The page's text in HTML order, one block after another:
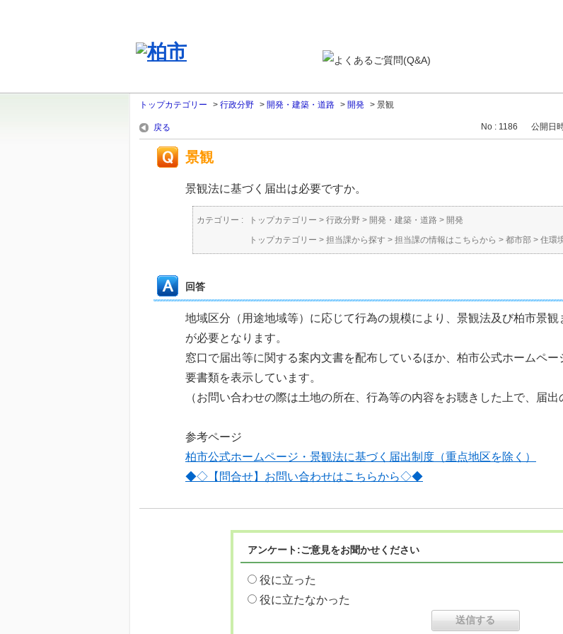
トップカテゴリー > 行政分野 > 開発・建築・道路 > 開発 > 景観
戻る No : 1186 公開日
景観
景観法に基づく届出は必要ですか。
カテゴリー : トップカテゴリー > 行政分野 > 開発・建築・道路 > 開発
トップカテゴリー > 担当課から探す > 担当課の情報はこちらから > 都市部 > 住環
回答
地域区分（用途地域等）に応じて行為の規模により、景観法及び柏市景
が必要となります。
窓口で届出等に関する案内文書を配布しているほか、柏市公式ホームペ
要書類を表示しています。
（お問い合わせの際は土地の所在、行為等の内容をお聴きした上で、届出
参考ページ
柏市公式ホームページ・景観法に基づく届出制度（重点地区を除く）
◆◇【問合せ】お問い合わせはこちらから◇◆
アンケート:ご意見をお聞かせください
役に立った
役に立たなかった